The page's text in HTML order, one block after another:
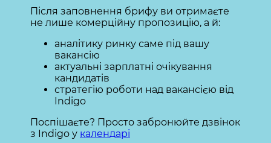
Після заповнення брифу ви отримаєте
не лише комерційну пропозицію, а й:
аналітику ринку саме під вашу
вакансію
актуальні зарплатні очікування
кандидатів
стратегію роботи над вакансією від
Indigo
Поспішаєте? Просто забронюйте дзвінок
з Indigo у календарі